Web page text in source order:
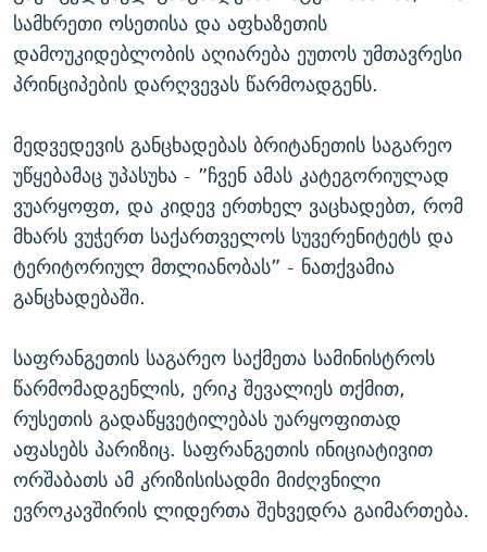
სამხრეთი ოსეთისა და აფხაზეთის
დამოუკიდებლობის აღიარება ეუთოს უმთავრესი
პრინციპების დარღვევას წარმოადგენს.
მედვედევის განცხადებას ბრიტანეთის საგარეო
უწყებამაც უპასუხა - ”ჩვენ ამას კატეგორიულად
ვუარყოფთ, და კიდევ ერთხელ ვაცხადებთ, რომ
მხარს ვუჭერთ საქართველოს სუვერენიტეტს და
ტერიტორიულ მთლიანობას” - ნათქვამია
განცხადებაში.
საფრანგეთის საგარეო საქმეთა სამინისტროს
წარმომადგენლის, ერიკ შევალიეს თქმით,
რუსეთის გადაწყვეტილებას უარყოფითად
აფასებს პარიზიც. საფრანგეთის ინიციატივით
ორშაბათს ამ კრიზისისადმი მიძღვნილი
ევროკავშირის ლიდერთა შეხვედრა გაიმართება.